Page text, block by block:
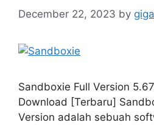
December 22, 2023 by
Sandboxie Full Version
Download [Terbaru]
Version adalah sebuah